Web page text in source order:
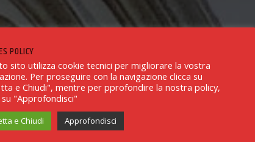
POLICY
sito utilizza cookie tecnici per migliorare la vostra
Per proseguire con la navigazione clicca su
e Chiudi", mentre per pprofondire la nostra policy,
su "Approfondisci"
e Chiudi Approfondisci